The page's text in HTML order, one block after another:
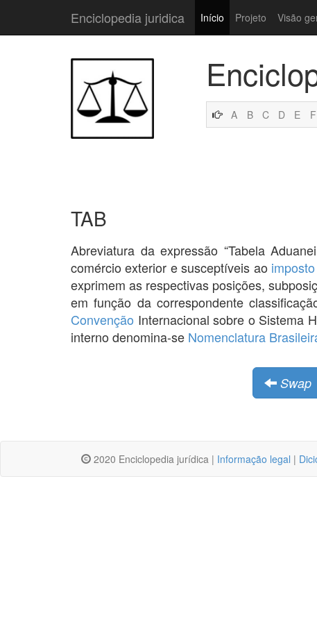
Enciclopedia juridica Início Projeto Visão
A B C D E F
TAB
Abreviatura da expressão “Tabela
comércio exterior e susceptíveis ao
exprimem as respectivas posições,
em função da correspondente
Convenção Internacional sobre o Sistema
interno denomina-se Nomenclatura
Swap
2020 Enciclopedia jurídica | Informação legal |